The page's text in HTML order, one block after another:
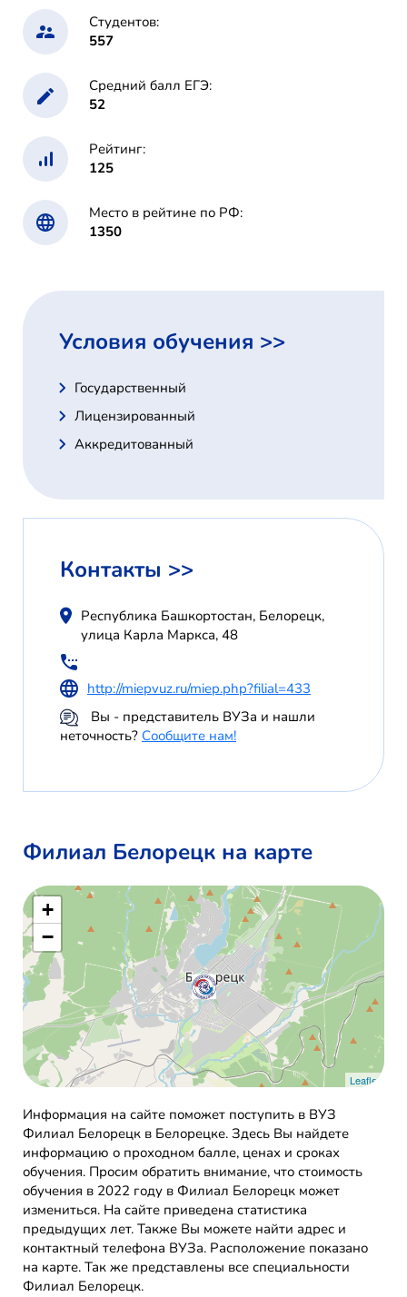
Студентов:
557
Средний балл ЕГЭ:
52
Рейтинг:
125
Место в рейтине по РФ:
1350
Условия обучения >>
Государственный
Лицензированный
Аккредитованный
Контакты >>
Республика Башкортостан, Белорецк,
улица Карла Маркса, 48
http://miepvuz.ru/miep.php?filial=433
Вы - представитель ВУЗа и нашли
неточность? Сообщите нам!
Филиал Белорецк на карте
+
−
Leaflet
Информация на сайте поможет поступить в ВУЗ
Филиал Белорецк в Белорецке. Здесь Вы найдете
информацию о проходном балле, ценах и сроках
обучения. Просим обратить внимание, что стоимость
обучения в 2022 году в Филиал Белорецк может
измениться. На сайте приведена статистика
предыдущих лет. Также Вы можете найти адрес и
контактный телефона ВУЗа. Расположение показано
на карте. Так же представлены все специальности
Филиал Белорецк.